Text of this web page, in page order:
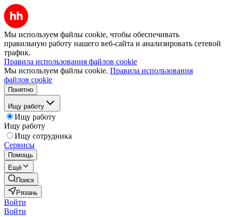
Мы используем файлы cookie, чтобы обеспечивать
правильную работу нашего веб-сайта и анализировать сетевой
трафик.
Правила использования файлов cookie
Мы используем файлы cookie. Правила использования
файлов cookie
Понятно
Ищу работу
Ищу работу
Ищу работу
Ищу сотрудника
Сервисы
Помощь
Ещё
Поиск
Рязань
Войти
Войти